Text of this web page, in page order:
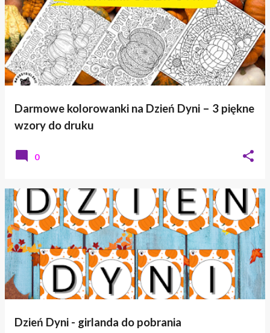
Darmowe kolorowanki na Dzień Dyni – 3 piękne
wzory do druku
0
Dzień Dyni - girlanda do pobrania